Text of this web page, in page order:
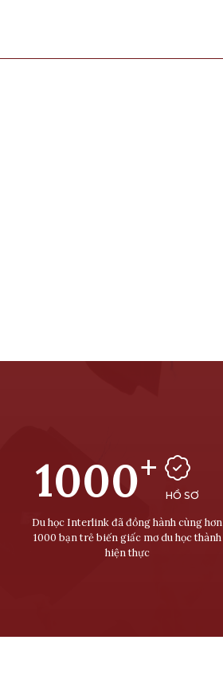
1000+
HỒ SƠ
Du học Interlink đã đồng hành cùng hơn
1000 bạn trẻ biến giấc mơ du học thành
hiện thực